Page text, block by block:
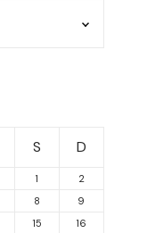
S D
1
2
8
9
15
16